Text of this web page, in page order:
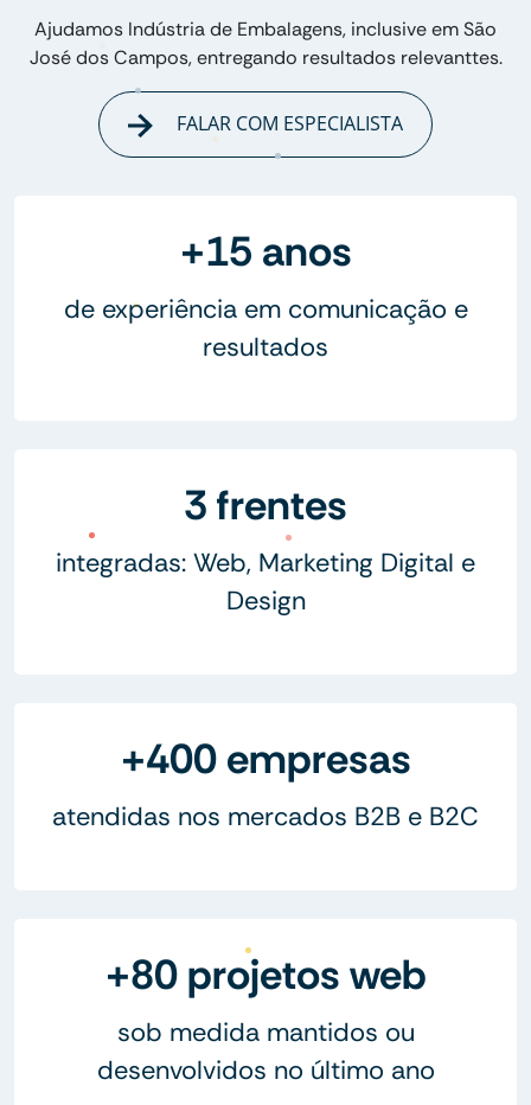
Ajudamos Indústria de Embalagens, inclusive em São
José dos Campos, entregando resultados relevanttes.
FALAR COM ESPECIALISTA
+15 anos
de experiência em comunicação e
resultados
3 frentes
integradas: Web, Marketing Digital e
Design
+400 empresas
atendidas nos mercados B2B e B2C
+80 projetos web
sob medida mantidos ou
desenvolvidos no último ano